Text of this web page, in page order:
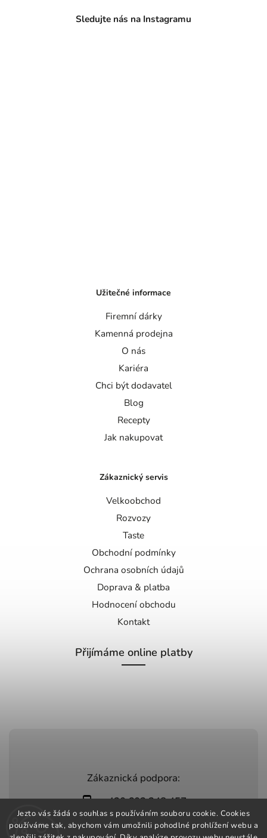
Jezto vás žádá o souhlas s používáním souboru cookie. Cookies
používáme tak, abychom vám umožnili pohodlné prohlížení webu a
Zákaznická podpora:
+420 603 248 457
info@jeztomarket.cz
Sledujte nás na Instagramu
Užitečné informace
Firemní dárky
Kamenná prodejna
O nás
Kariéra
Chci být dodavatel
Blog
Recepty
Jak nakupovat
Zákaznický servis
Velkoobchod
Rozvozy
Taste
Obchodní podmínky
Ochrana osobních údajů
Doprava & platba
Hodnocení obchodu
Kontakt
Přijímáme online platby